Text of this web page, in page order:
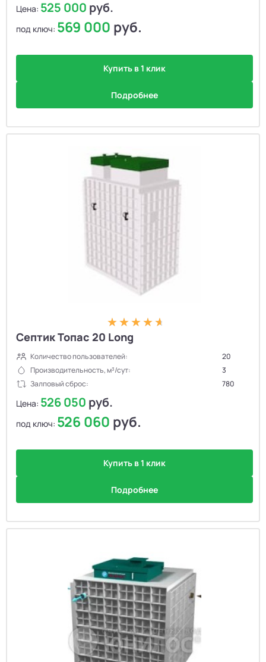
Цена: 525 000 руб.
под ключ: 569 000 руб.
Купить в 1 клик
Подробнее
Септик Топас 20 Long
Количество пользователей:
20
Производительность, м³/сут:
3
Залповый сброс:
780
Цена: 526 050 руб.
под ключ: 526 060 руб.
Купить в 1 клик
Подробнее